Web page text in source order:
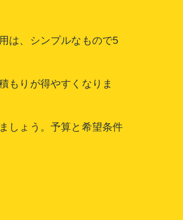
は、シンプルなもので5
もりが得やすくなりま
しょう。予算と希望条件